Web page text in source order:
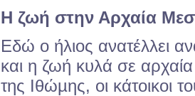
Η ζωή στην Αρχαία
Εδώ ο ήλιος ανατέλλει
και η ζωή κυλά σε
της Ιθώµης, οι κάτοικοι